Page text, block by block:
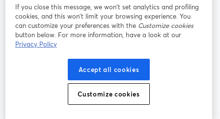
ミナ
ー
Instagram
新しいタブで開く
LinkedIn
新しいタブで開く
新しいタブで開く
プラットフォーム利用規約
個人情報保護方針 クッキーポリシー
If you close this message, we won’t set analytics and profiling
cookies, and this won’t limit your browsing experience. You
can customize your preferences with the Customize cookies
button below. For more information, have a look at our
Privacy Policy
Accept all cookies
Customize cookies